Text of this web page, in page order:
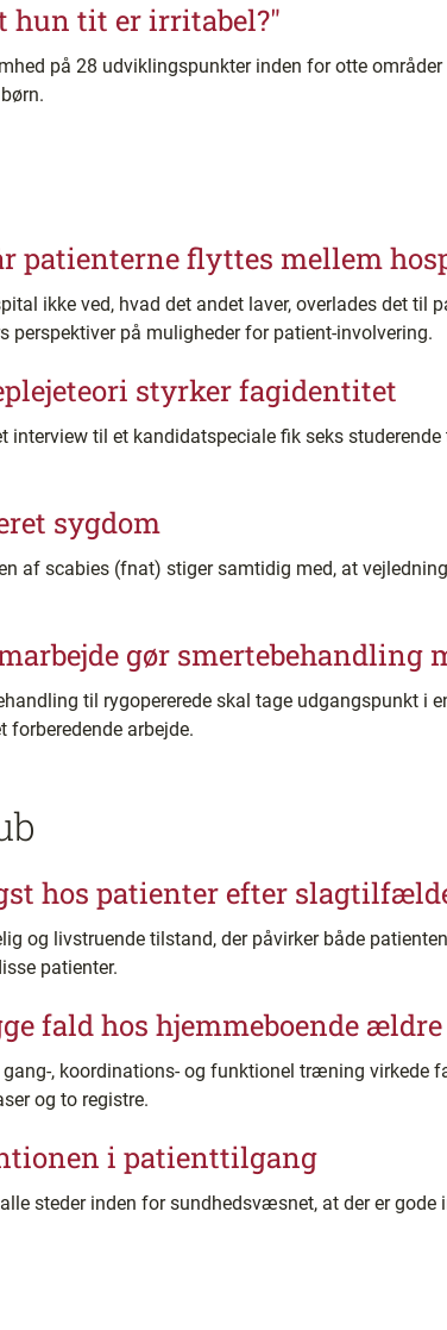
hun tit er irritabel?"
på 28 udviklingspunkter inden for otte
patienterne flyttes mellem
ikke ved, hvad det andet laver, overlades det til
på muligheder for patient-involvering.
styrker fagidentitet
interview til et kandidatspeciale fik seks
sygdom
af scabies (fnat) stiger samtidig med, at
gør smertebehandling
til rygopererede skal tage udgangspunkt i
forberedende arbejde.
hos patienter efter
og livstruende tilstand, der påvirker både
patienter.
fald hos hjemmeboende
, gang-, koordinations- og funktionel træning virkede
og to registre.
i patienttilgang
alle steder inden for sundhedsvæsnet, at der er